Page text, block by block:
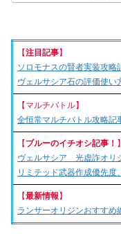
【注目記事】
ソロモナスの賢者実装攻略
ヴェルサシア石の評価使い
【マルチバトル】
全恒常マルチバトル攻略記
【ブルーのイチオシ記事！ 】
ヴェルサシア 光虚詐オリ
リミテッド武器作成優先度
【最新情報】
ランサーオリジンおすすめ